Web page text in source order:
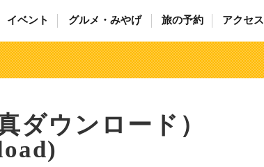
イベント グルメ・みやげ 旅の予約 アクセス
ダウンロード）